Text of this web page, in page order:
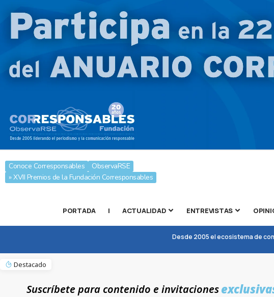
Conoce Corresponsables
ObservaRSE
» XVII Premios de la Fundación Corresponsables
PORTADA | ACTUALIDAD ENTREVISTAS
Desde 2005 el ecosistema de
Destacado
Suscríbete para contenido e invitaciones